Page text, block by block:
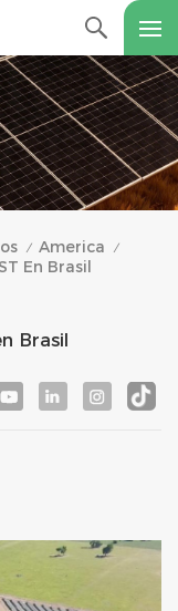
/ America /
En Brasil
Brasil